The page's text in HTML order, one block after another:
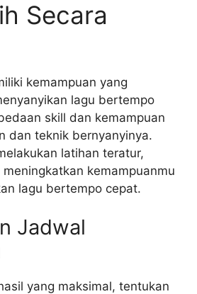
Secara
kemampuan yang
lagu bertempo
skill dan kemampuan
dan teknik bernyanyinya.
latihan teratur,
kemampuanmu
lagu bertempo cepat.
Jadwal
yang maksimal, tentukan